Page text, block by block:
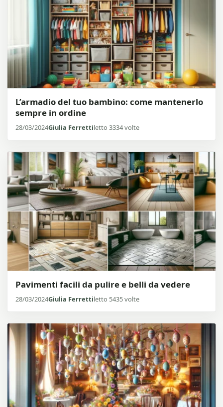
L’armadio del tuo bambino: come mantenerlo
sempre in ordine
28/03/2024Giulia Ferrettiletto 3334 volte
Pavimenti facili da pulire e belli da vedere
28/03/2024Giulia Ferrettiletto 5435 volte